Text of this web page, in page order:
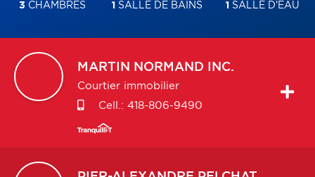
3 CHAMBRES 1 SALLE DE BAINS 1 SALLE D'EAU
MARTIN NORMAND INC.
Courtier immobilier
Cell.: 418-806-9490